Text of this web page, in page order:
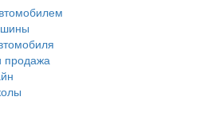
продажа